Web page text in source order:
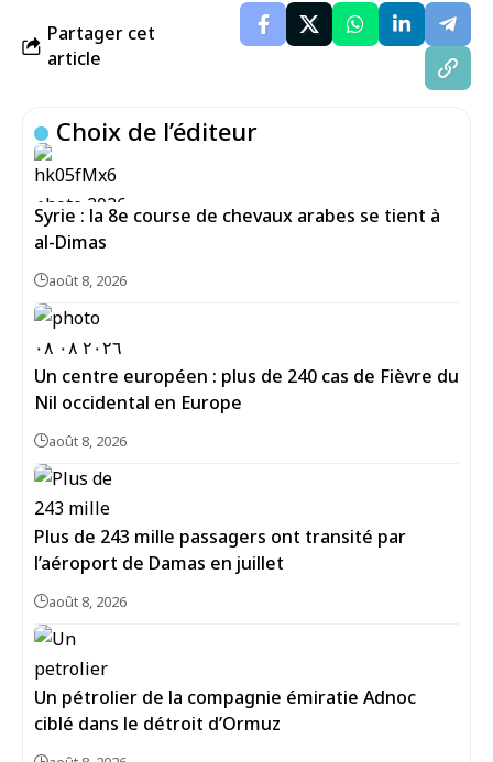
Partager cet
article
Choix de l’éditeur
Syrie : la 8e course de chevaux arabes se tient à
al-Dimas
août 8, 2026
Un centre européen : plus de 240 cas de Fièvre du
Nil occidental en Europe
août 8, 2026
Plus de 243 mille passagers ont transité par
l’aéroport de Damas en juillet
août 8, 2026
Un pétrolier de la compagnie émiratie Adnoc
ciblé dans le détroit d’Ormuz